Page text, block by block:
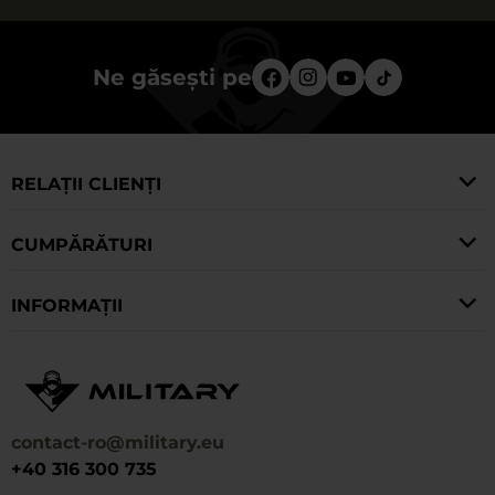
Ne găsești pe
contact-ro@military.eu
+40 316 300 735
RELAȚII CLIENȚI
CUMPĂRĂTURI
INFORMAȚII